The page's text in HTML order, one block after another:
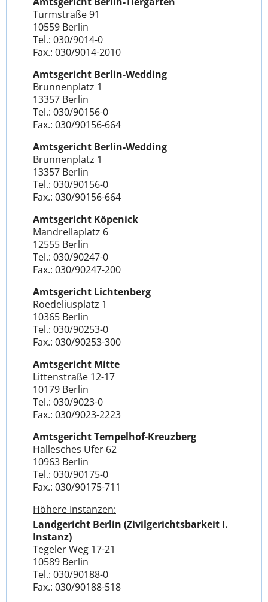
Turmstraße 91
10559 Berlin
Tel.: 030/9014-0
Fax.: 030/9014-2010
Amtsgericht Berlin-Wedding
Brunnenplatz 1
13357 Berlin
Tel.: 030/90156-0
Fax.: 030/90156-664
Amtsgericht Berlin-Wedding
Brunnenplatz 1
13357 Berlin
Tel.: 030/90156-0
Fax.: 030/90156-664
Amtsgericht Köpenick
Mandrellaplatz 6
12555 Berlin
Tel.: 030/90247-0
Fax.: 030/90247-200
Amtsgericht Lichtenberg
Roedeliusplatz 1
10365 Berlin
Tel.: 030/90253-0
Fax.: 030/90253-300
Amtsgericht Mitte
Littenstraße 12-17
10179 Berlin
Tel.: 030/9023-0
Fax.: 030/9023-2223
Amtsgericht Tempelhof-Kreuzberg
Hallesches Ufer 62
10963 Berlin
Tel.: 030/90175-0
Fax.: 030/90175-711
Höhere Instanzen:
Landgericht Berlin (Zivilgerichtsbarkeit I.
Instanz)
Tegeler Weg 17-21
10589 Berlin
Tel.: 030/90188-0
Fax.: 030/90188-518